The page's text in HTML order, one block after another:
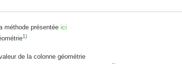
méthode présentée ici
1)
de la colonne géométrie